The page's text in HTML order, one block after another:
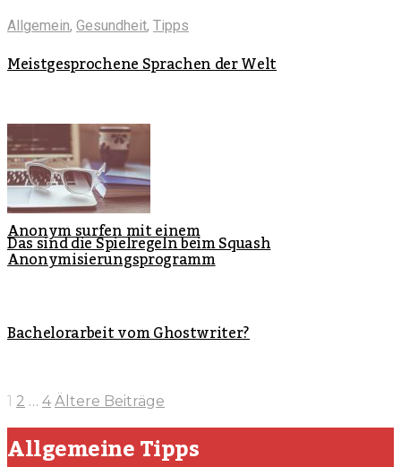
Allgemein, Gesundheit, Tipps
Meistgesprochene Sprachen der Welt
Anonym surfen mit einem
Anonymisierungsprogramm
Das sind die Spielregeln beim Squash
Bachelorarbeit vom Ghostwriter?
1 2 … 4 Ältere Beiträge
Allgemeine Tipps